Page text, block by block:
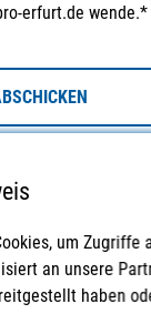
erfurt.de wende.*
um
an unsere
haben